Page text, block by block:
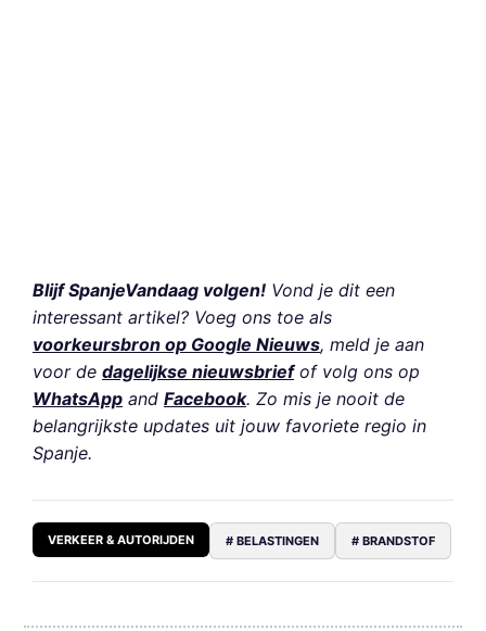
Blijf SpanjeVandaag volgen! Vond je dit een
interessant artikel? Voeg ons toe als
voorkeursbron op Google Nieuws, meld je aan
voor de dagelijkse nieuwsbriefof volg ons op
WhatsApp and Facebook. Zo mis je nooit de
belangrijkste updates uit jouw favoriete regio in
Spanje.
VERKEER & AUTORIJDEN # BELASTINGEN # BRANDSTOF